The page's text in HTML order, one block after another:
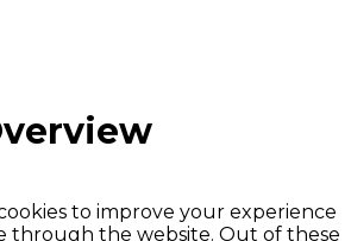
to improve your experience
through the website. Out of these